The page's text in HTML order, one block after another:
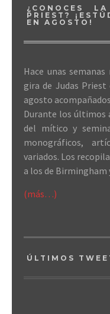
¿CONOCES
PRIEST?
EN AGOSTO!
Hace unas
gira de Judas
agosto
Durante los últimos
del mítico y
monográficos,
variados. Los
a los de
(más…)
ÚLTIMOS